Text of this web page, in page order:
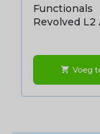
Functionals
Revolved L2
shopping_cart Voeg